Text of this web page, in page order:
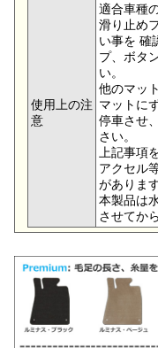
使用上の注
意
適合車種
滑り止め
い事を 確
プ、ボタ
い。
他のマッ
マットに
停車させ
さい。
上記事項
アクセル
があります
本製品は
させてか